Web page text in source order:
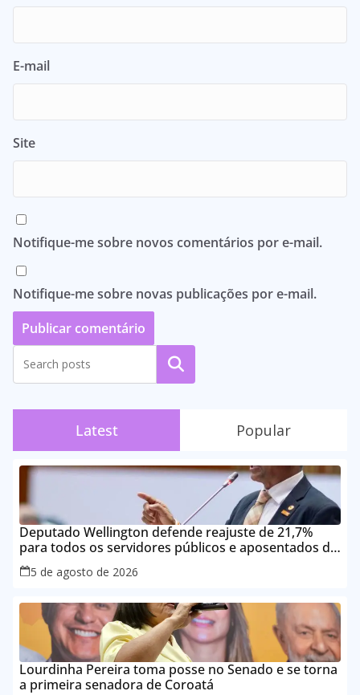
E-mail
Site
Notifique-me sobre novos comentários por e-mail.
Notifique-me sobre novas publicações por e-mail.
Pesquisar
Latest Popular
Deputado Wellington defende reajuste de 21,7%
para todos os servidores públicos e aposentados do
Maranhão
5 de agosto de 2026
Lourdinha Pereira toma posse no Senado e se torna
a primeira senadora de Coroatá